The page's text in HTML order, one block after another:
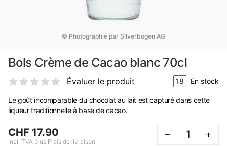
© Photographie par Silverbogen AG
Bols Crème de Cacao blanc 70cl
Évaluer le produit 18 En stock
Le goût incomparable du chocolat au lait est capturé dans cette
liqueur traditionnelle à base de cacao.
CHF 17.90
Incl. TVA plus Frais de livraison
– +